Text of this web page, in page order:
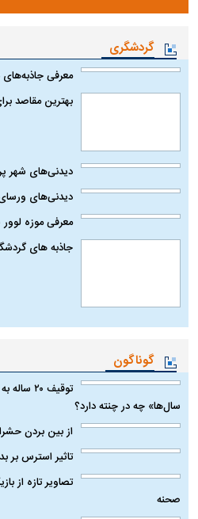
گردشگری
معرفی
بهترین مقاصد
دیدنی‌های شهر
دیدنی‌های
معرفی موزه
جاذبه های
گوناگون
توقیف
سال‌ها» چه در چنته دارد؟
از بین بردن
تاثیر استرس بر
تصاویر تازه از
صحنه